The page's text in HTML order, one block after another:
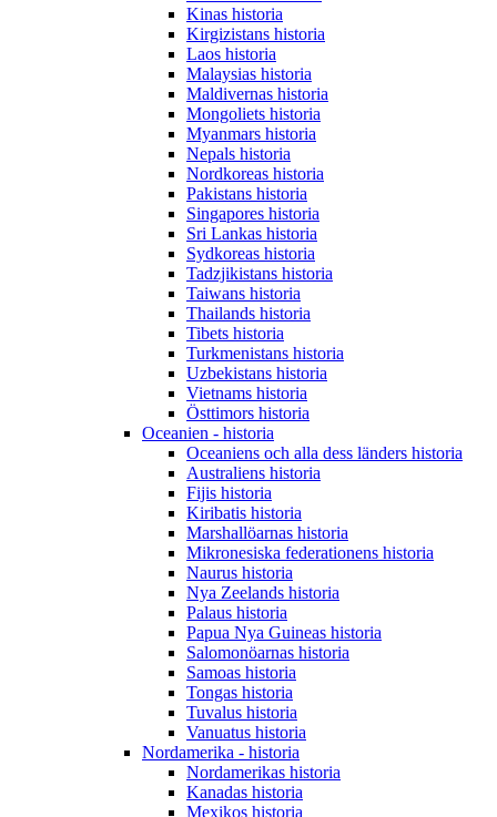
Kinas historia
Kirgizistans historia
Laos historia
Malaysias historia
Maldivernas historia
Mongoliets historia
Myanmars historia
Nepals historia
Nordkoreas historia
Pakistans historia
Singapores historia
Sri Lankas historia
Sydkoreas historia
Tadzjikistans historia
Taiwans historia
Thailands historia
Tibets historia
Turkmenistans historia
Uzbekistans historia
Vietnams historia
Östtimors historia
Oceanien - historia
Oceaniens och alla dess länders historia
Australiens historia
Fijis historia
Kiribatis historia
Marshallöarnas historia
Mikronesiska federationens historia
Naurus historia
Nya Zeelands historia
Palaus historia
Papua Nya Guineas historia
Salomonöarnas historia
Samoas historia
Tongas historia
Tuvalus historia
Vanuatus historia
Nordamerika - historia
Nordamerikas historia
Kanadas historia
Mexikos historia